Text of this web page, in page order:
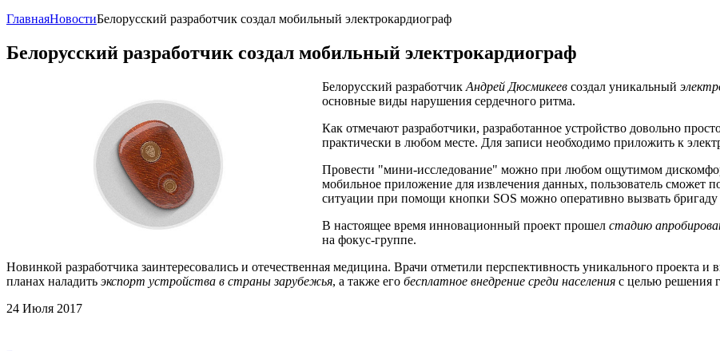
ГлавнаяНовостиБелорусский разработчик создал мобильный электрокардиограф
Белорусский разработчик создал мобильный электрокардиограф
Белорусский разработчик Андрей Дюсмикеев создал уникальный
основные виды нарушения сердечного ритма.
Как отмечают разработчики, разработанное устройство довольно
практически в любом месте. Для записи необходимо приложить к
Провести "мини-исследование" можно при любом ощутимом
мобильное приложение для извлечения данных, пользователь сможет
ситуации при помощи кнопки SOS можно оперативно вызвать
В настоящее время инновационный проект прошел стадию
на фокус-группе.
Новинкой разработчика заинтересовались и отечественная медицина. Врачи отметили перспективность уникального проекта
планах наладить экспорт устройства в страны зарубежья, а также его бесплатное внедрение среди населения с целью решения
24 Июля 2017